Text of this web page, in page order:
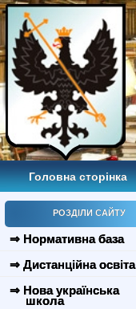
Головна сторінка
РОЗДІЛИ САЙТУ
⇒ Нормативна база
⇒ Дистанційна освіта
⇒ Нова українська
школа